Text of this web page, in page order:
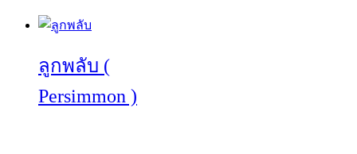
ลูกพลับ (
Persimmon )